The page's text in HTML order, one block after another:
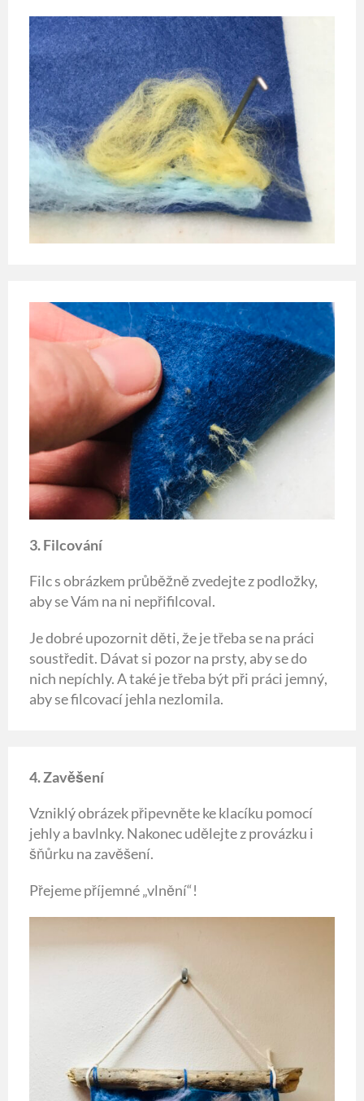
3. Filcování
Filc s obrázkem průběžně zvedejte z podložky,
aby se Vám na ni nepřifilcoval.
Je dobré upozornit děti, že je třeba se na práci
soustředit. Dávat si pozor na prsty, aby se do
nich nepíchly. A také je třeba být při práci jemný,
aby se filcovací jehla nezlomila.
4. Zavěšení
Vzniklý obrázek připevněte ke klacíku pomocí
jehly a bavlnky. Nakonec udělejte z provázku i
šňůrku na zavěšení.
Přejeme příjemné „vlnění“!